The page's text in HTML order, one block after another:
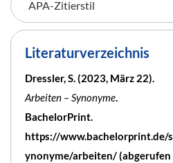
Literaturverzeichnis
Dressler, S. (2023, März 22).
Arbeiten – Synonyme.
BachelorPrint.
https://www.bachelorprint.de/s
ynonyme/arbeiten/ (abgerufen